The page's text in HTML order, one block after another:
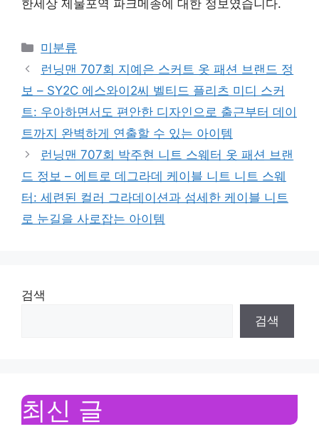
한세상 제물포역 파크메종에 대한 정보였습니다.
Categories
미분류
런닝맨 707회 지예은 스커트 옷 패션 브랜드 정
보 – SY2C 에스와이2씨 벨티드 플리츠 미디 스커
트: 우아하면서도 편안한 디자인으로 출근부터 데이
트까지 완벽하게 연출할 수 있는 아이템
런닝맨 707회 박주현 니트 스웨터 옷 패션 브랜
드 정보 – 에트로 데그라데 케이블 니트 니트 스웨
터: 세련된 컬러 그라데이션과 섬세한 케이블 니트
로 눈길을 사로잡는 아이템
검색
검색
최신 글